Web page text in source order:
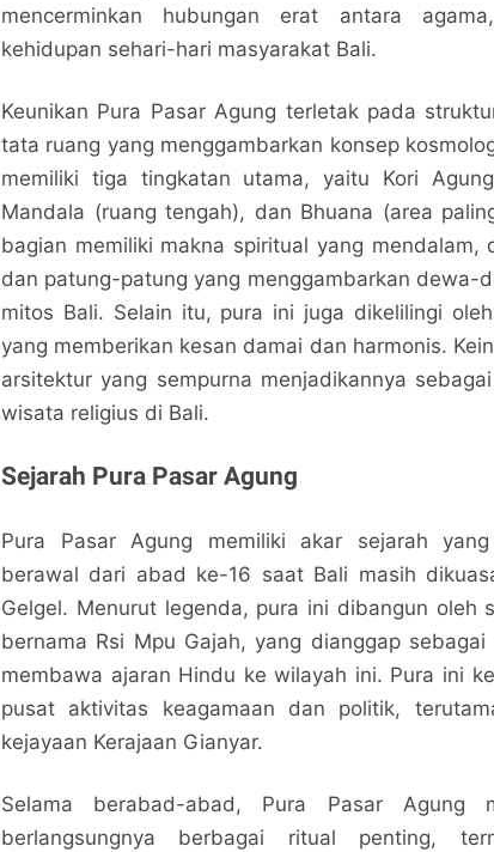
Pura Pasar Agung: Sejarah
Ibadah Terkenal di Bali
Nalarrakyat.com - Media Kritis
Bagikan ke
mencerminkan hubungan erat antara
kehidupan sehari-hari masyarakat Bali.
Keunikan Pura Pasar Agung terletak pada
tata ruang yang menggambarkan konsep
memiliki tiga tingkatan utama, yaitu Kori
Mandala (ruang tengah), dan Bhuana (area
bagian memiliki makna spiritual yang mendalam,
dan patung-patung yang menggambarkan dewa-
mitos Bali. Selain itu, pura ini juga dikelilingi
yang memberikan kesan damai dan harmonis.
arsitektur yang sempurna menjadikannya
wisata religius di Bali.
Sejarah Pura Pasar Agung
Pura Pasar Agung memiliki akar sejarah
berawal dari abad ke-16 saat Bali masih
Gelgel. Menurut legenda, pura ini dibangun oleh
bernama Rsi Mpu Gajah, yang dianggap
membawa ajaran Hindu ke wilayah ini. Pura ini
pusat aktivitas keagamaan dan politik,
kejayaan Kerajaan Gianyar.
Selama berabad-abad, Pura Pasar Agung
berlangsungnya berbagai ritual penting,
Pura Pasar Agung: Sejarah
Ibadah Terkenal di Bali
Nalarrakyat.com - Media Kritis
Bagikan ke